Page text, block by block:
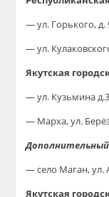
—ул. Горького, д.
—ул.
Якутская
—ул. Кузьмина
— Марха, ул.
— село Маган,ул.
Якутская